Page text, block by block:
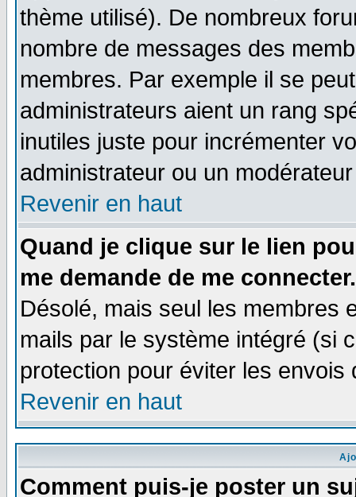
thème utilisé). De nombreux
nombre de messages des
membres. Par exemple il se
administrateurs aient un rang
inutiles juste pour incrémenter
administrateur ou un
Revenir en haut
Quand je clique sur le lien
me demande de me connecter.
Désolé, mais seul les membres
mails par le système intégré (si
protection pour éviter les
Revenir en haut
Comment puis-je poster un